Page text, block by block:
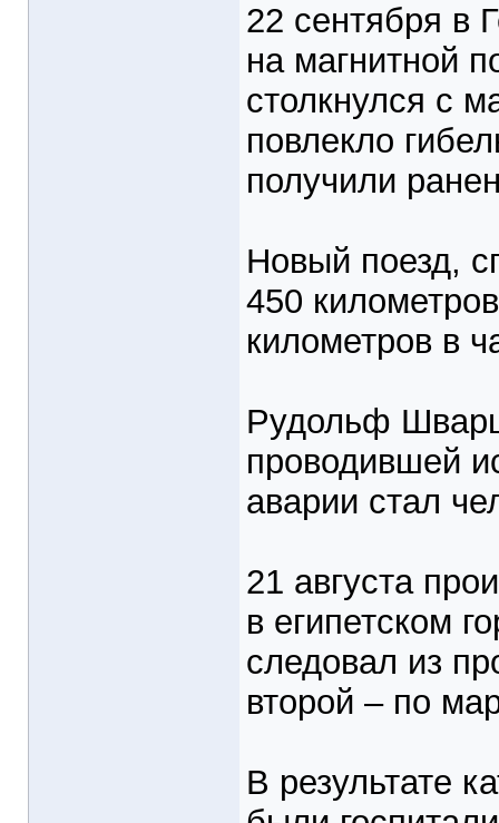
22 сентября в
на магнитной
столкнулся с
повлекло
получили
Новый поезд,
450
километров в
Рудольф
проводившей
аварии стал
21 августа
в египетском
следовал из
второй – по
В результате